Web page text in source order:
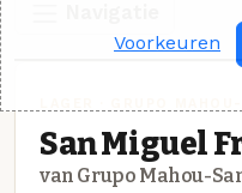
San Miguel
van Grupo Mahou-
Voorkeuren